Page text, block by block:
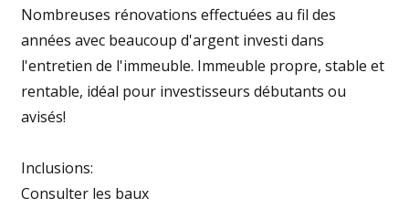
Nombreuses rénovations effectuées au fil des
années avec beaucoup d'argent investi dans
l'entretien de l'immeuble. Immeuble propre, stable et
rentable, idéal pour investisseurs débutants ou
avisés!
Inclusions:
Consulter les baux